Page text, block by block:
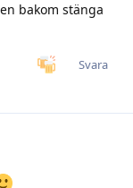
bakom stänga
Svara